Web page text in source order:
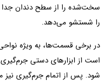
سخت‌شده را از سطح دندان جدا
را شستشو می‌دهد.
در برخی قسمت‌ها، به ویژه
است از ابزارهای دستی
شود. پس از اتمام جرم‌گیری نیز